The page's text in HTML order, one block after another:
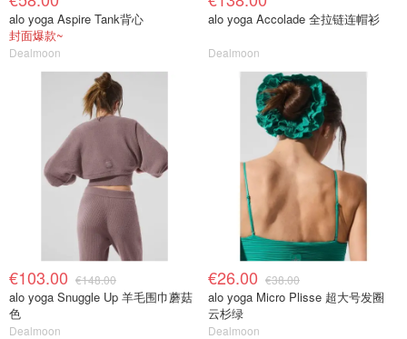
alo yoga Aspire Tank背心
封面爆款~
Dealmoon
alo yoga Accolade 全拉链连帽衫
Dealmoon
€103.00 €148.00
alo yoga Snuggle Up 羊毛围巾蘑菇
色
Dealmoon
€26.00 €38.00
alo yoga Micro Plisse 超大号发圈
云杉绿
Dealmoon